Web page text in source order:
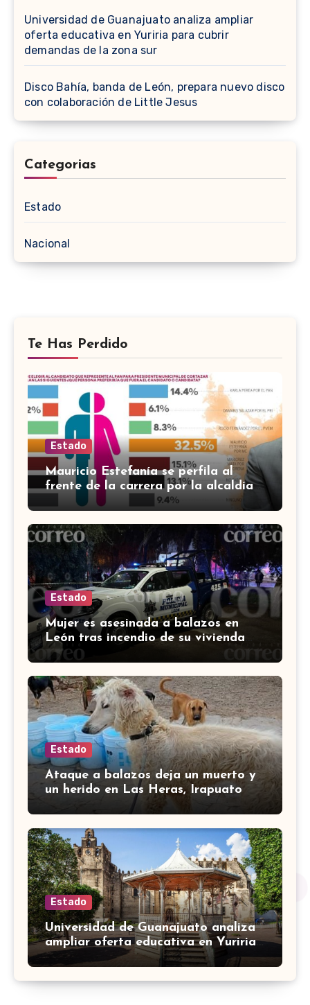
Universidad de Guanajuato analiza ampliar
oferta educativa en Yuriria para cubrir
demandas de la zona sur
Disco Bahía, banda de León, prepara nuevo disco
con colaboración de Little Jesus
Categorias
Estado
Nacional
Te Has Perdido
Estado
Mauricio Estefanía se perfila al
frente de la carrera por la alcaldía
de Cortazar
Estado
Mujer es asesinada a balazos en
León tras incendio de su vivienda
con bombas molotov
Estado
Ataque a balazos deja un muerto y
un herido en Las Heras, Irapuato
Estado
Universidad de Guanajuato analiza
ampliar oferta educativa en Yuriria
para cubrir demandas de la zona sur